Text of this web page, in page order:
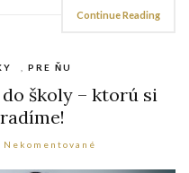
Continue Reading
, PRE ŇU
školy – ktorú si
Nekomentované